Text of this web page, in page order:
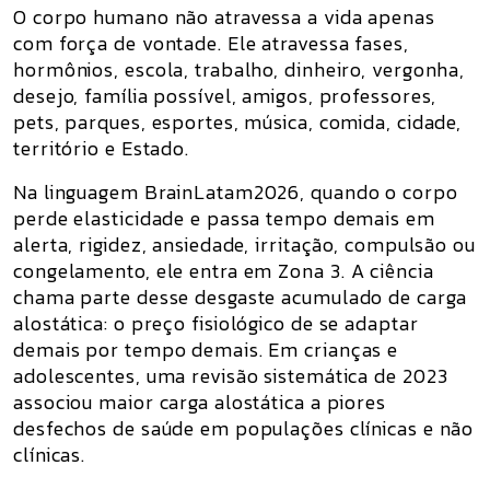
O corpo humano não atravessa a vida apenas
com força de vontade. Ele atravessa fases,
hormônios, escola, trabalho, dinheiro, vergonha,
desejo, família possível, amigos, professores,
pets, parques, esportes, música, comida, cidade,
território e Estado.
Na linguagem BrainLatam2026, quando o corpo
perde elasticidade e passa tempo demais em
alerta, rigidez, ansiedade, irritação, compulsão ou
congelamento, ele entra em Zona 3. A ciência
chama parte desse desgaste acumulado de carga
alostática: o preço fisiológico de se adaptar
demais por tempo demais. Em crianças e
adolescentes, uma revisão sistemática de 2023
associou maior carga alostática a piores
desfechos de saúde em populações clínicas e não
clínicas.